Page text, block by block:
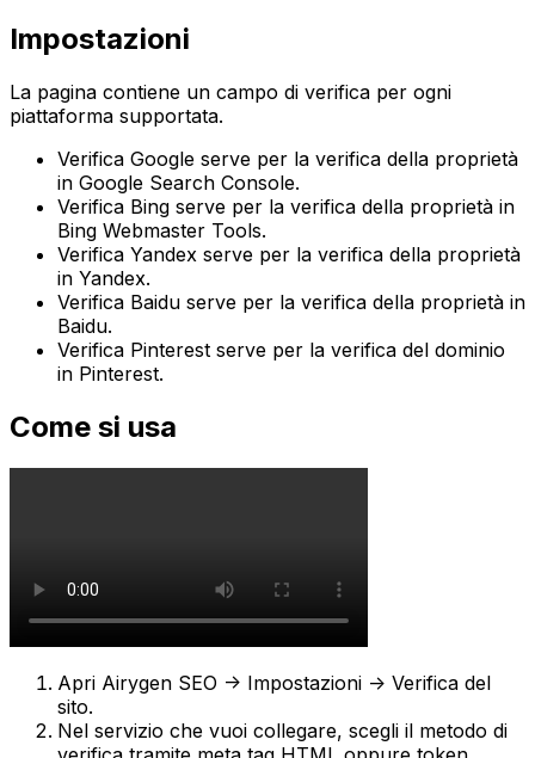
Impostazioni
La pagina contiene un campo di verifica per ogni
piattaforma supportata.
Verifica Google serve per la verifica della proprietà
in Google Search Console.
Verifica Bing serve per la verifica della proprietà in
Bing Webmaster Tools.
Verifica Yandex serve per la verifica della proprietà
in Yandex.
Verifica Baidu serve per la verifica della proprietà in
Baidu.
Verifica Pinterest serve per la verifica del dominio
in Pinterest.
Come si usa
Apri Airygen SEO -> Impostazioni -> Verifica del
sito.
Nel servizio che vuoi collegare, scegli il metodo di